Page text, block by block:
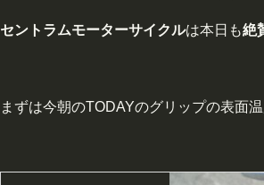
セントラムモーターサイクルは本日も絶
まずは今朝のTODAYのグリップの表面温